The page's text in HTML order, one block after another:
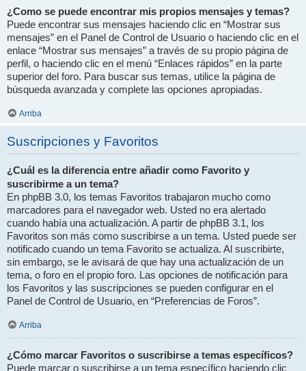
¿Como se puede encontrar mis propios mensajes y temas?
Puede encontrar sus mensajes haciendo clic en “Mostrar sus
mensajes” en el Panel de Control de Usuario o haciendo clic en el
enlace “Mostrar sus mensajes” a través de su propio página de
perfil, o haciendo clic en el menú “Enlaces rápidos” en la parte
superior del foro. Para buscar sus temas, utilice la página de
búsqueda avanzada y complete las opciones apropiadas.
Arriba
Suscripciones y Favoritos
¿Cuál es la diferencia entre añadir como Favorito y
suscribirme a un tema?
En phpBB 3.0, los temas Favoritos trabajaron mucho como
marcadores para el navegador web. Usted no era alertado
cuando había una actualización. A partir de phpBB 3.1, los
Favoritos son más como suscribirse a un tema. Usted puede ser
notificado cuando un tema Favorito se actualiza. Al suscribirte,
sin embargo, se le avisará de que hay una actualización de un
tema, o foro en el propio foro. Las opciones de notificación para
los Favoritos y las suscripciones se pueden configurar en el
Panel de Control de Usuario, en “Preferencias de Foros”.
Arriba
¿Cómo marcar Favoritos o suscribirse a temas específicos?
Puede marcar o suscribirse a un tema específico haciendo clic